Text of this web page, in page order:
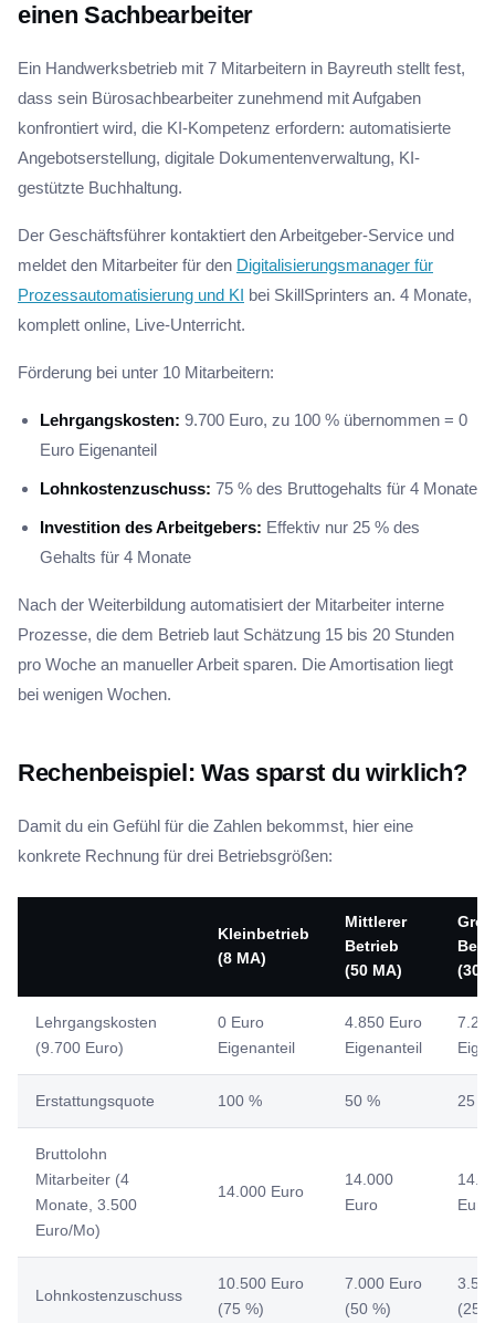
einen Sachbearbeiter
Ein Handwerksbetrieb mit 7 Mitarbeitern in Bayreuth stellt fest,
dass sein Bürosachbearbeiter zunehmend mit Aufgaben
konfrontiert wird, die KI-Kompetenz erfordern: automatisierte
Angebotserstellung, digitale Dokumentenverwaltung, KI-
gestützte Buchhaltung.
Der Geschäftsführer kontaktiert den Arbeitgeber-Service und
meldet den Mitarbeiter für den Digitalisierungsmanager für
Prozessautomatisierung und KI bei SkillSprinters an. 4 Monate,
komplett online, Live-Unterricht.
Förderung bei unter 10 Mitarbeitern:
Lehrgangskosten: 9.700 Euro, zu 100 % übernommen = 0
Euro Eigenanteil
Lohnkostenzuschuss: 75 % des Bruttogehalts für 4 Monate
Investition des Arbeitgebers: Effektiv nur 25 % des
Gehalts für 4 Monate
Nach der Weiterbildung automatisiert der Mitarbeiter interne
Prozesse, die dem Betrieb laut Schätzung 15 bis 20 Stunden
pro Woche an manueller Arbeit sparen. Die Amortisation liegt
bei wenigen Wochen.
Rechenbeispiel: Was sparst du wirklich?
Damit du ein Gefühl für die Zahlen bekommst, hier eine
konkrete Rechnung für drei Betriebsgrößen:
Kleinbetrieb
(8 MA)
Mittlerer
Betrieb
(50 MA)
(300
Lehrgangskosten
(9.700 Euro)
0 Euro
Eigenanteil
4.850 Euro
Eigenanteil
Erstattungsquote 100 % 50 % 25 %
Bruttolohn
Mitarbeiter (4
Monate, 3.500
Euro/Mo)
14.000 Euro
14.000
Euro
Euro
Lohnkostenzuschuss
10.500 Euro
(75 %)
7.000 Euro
(50 %)
(25